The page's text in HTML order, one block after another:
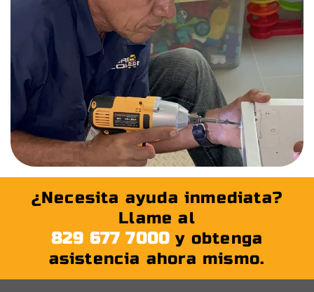
¿Necesita ayuda inmediata?
Llame al
829 677 7000 y obtenga
asistencia ahora mismo.